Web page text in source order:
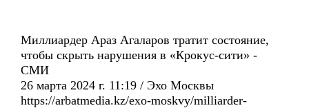
Миллиардер Араз Агаларов тратит состояние,
чтобы скрыть нарушения в «Крокус-сити» -
СМИ
26 марта 2024 г. 11:19 / Эхо Москвы
https://arbatmedia.kz/exo-moskvy/milliarder-